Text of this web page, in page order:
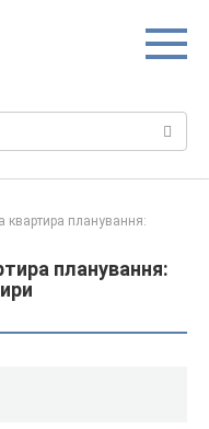
квартира планування:
планування: